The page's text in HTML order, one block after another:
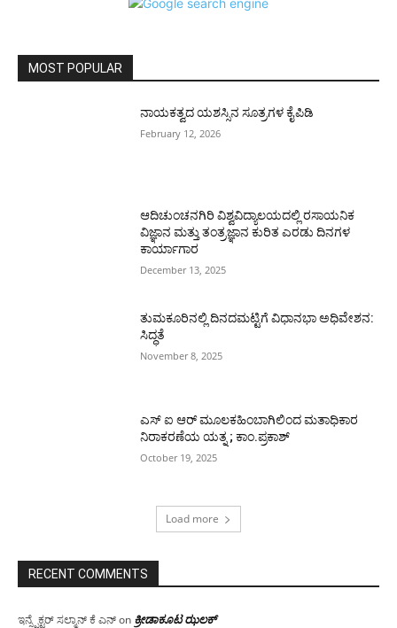
MOST POPULAR
ನಾಯಕತ್ವದ ಯಶಸ್ಸಿನ ಸೂತ್ರಗಳ ಕೈಪಿಡಿ
February 12, 2026
ಆದಿಚುಂಚನಗಿರಿ ವಿಶ್ವವಿದ್ಯಾಲಯದಲ್ಲಿ ರಸಾಯನಿಕ
ವಿಜ್ಞಾನ ಮತ್ತು ತಂತ್ರಜ್ಞಾನ ಕುರಿತ ಎರಡು ದಿನಗಳ
ಕಾರ್ಯಾಗಾರ
December 13, 2025
ತುಮಕೂರಿನಲ್ಲಿ ದಿನದಮಟ್ಟಿಗೆ ವಿಧಾನಭಾ ಅಧಿವೇಶನ:
ಸಿದ್ಧತೆ
November 8, 2025
ಎಸ್ ಐ ಆರ್ ಮೂಲಕಹಿಂಬಾಗಿಲಿಂದ ಮತಾಧಿಕಾರ
ನಿರಾಕರಣೆಯ ಯತ್ನ ; ಕಾಂ.ಪ್ರಕಾಶ್
October 19, 2025
Load more
RECENT COMMENTS
ಇನ್ಸ್ಪೆಕ್ಟರ್ ಸಲ್ಮಾನ್ ಕೆ ಎನ್on ಕ್ರೀಡಾಕೂಟ ಝಲಕ್